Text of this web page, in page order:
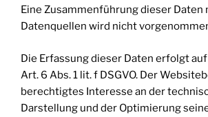
Eine Zusammenführung dieser Daten
Datenquellen wird nicht
Die Erfassung dieser Daten erfolgt
Art. 6 Abs. 1 lit. f DSGVO. Der
berechtigtes Interesse an der
Darstellung und der Optimierung